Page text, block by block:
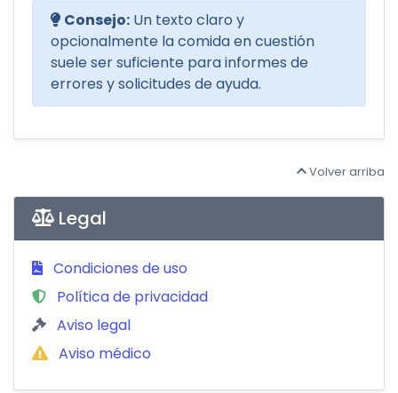
Consejo: Un texto claro y
opcionalmente la comida en cuestión
suele ser suficiente para informes de
errores y solicitudes de ayuda.
Volver arriba
Legal
Condiciones de uso
Política de privacidad
Aviso legal
Aviso médico